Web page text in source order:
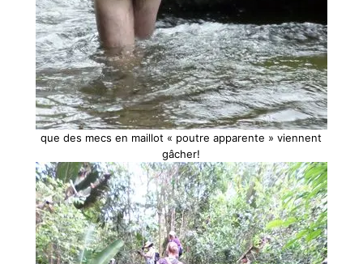
que des mecs en maillot « poutre apparente » viennent
gâcher!